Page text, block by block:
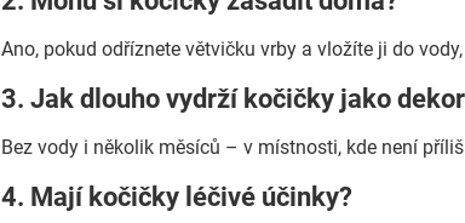
Ano, pokud odříznete větvičku vrby a vložíte ji do
3. Jak dlouho vydrží kočičky jako
Bez vody i několik měsíců – v místnosti, kde není
4. Mají kočičky léčivé účinky?